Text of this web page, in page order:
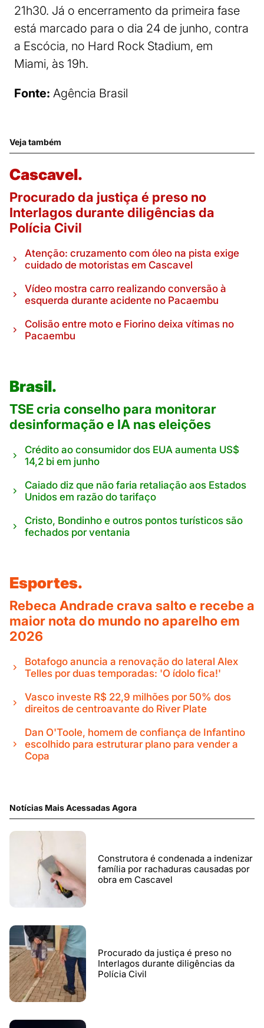
21h30. Já o encerramento da primeira fase
está marcado para o dia 24 de junho, contra
a Escócia, no Hard Rock Stadium, em
Miami, às 19h.
Fonte: Agência Brasil
Veja também
Cascavel.
Procurado da justiça é preso no
Interlagos durante diligências da
Polícia Civil
Atenção: cruzamento com óleo na pista exige
cuidado de motoristas em Cascavel
Vídeo mostra carro realizando conversão à
esquerda durante acidente no Pacaembu
Colisão entre moto e Fiorino deixa vítimas no
Pacaembu
Brasil.
TSE cria conselho para monitorar
desinformação e IA nas eleições
Crédito ao consumidor dos EUA aumenta US$
14,2 bi em junho
Caiado diz que não faria retaliação aos Estados
Unidos em razão do tarifaço
Cristo, Bondinho e outros pontos turísticos são
fechados por ventania
Esportes.
Rebeca Andrade crava salto e recebe a
maior nota do mundo no aparelho em
2026
Botafogo anuncia a renovação do lateral Alex
Telles por duas temporadas: 'O ídolo fica!'
Vasco investe R$ 22,9 milhões por 50% dos
direitos de centroavante do River Plate
Dan O'Toole, homem de confiança de Infantino
escolhido para estruturar plano para vender a
Copa
Notícias Mais Acessadas Agora
Construtora é condenada a indenizar
família por rachaduras causadas por
obra em Cascavel
Procurado da justiça é preso no
Interlagos durante diligências da
Polícia Civil